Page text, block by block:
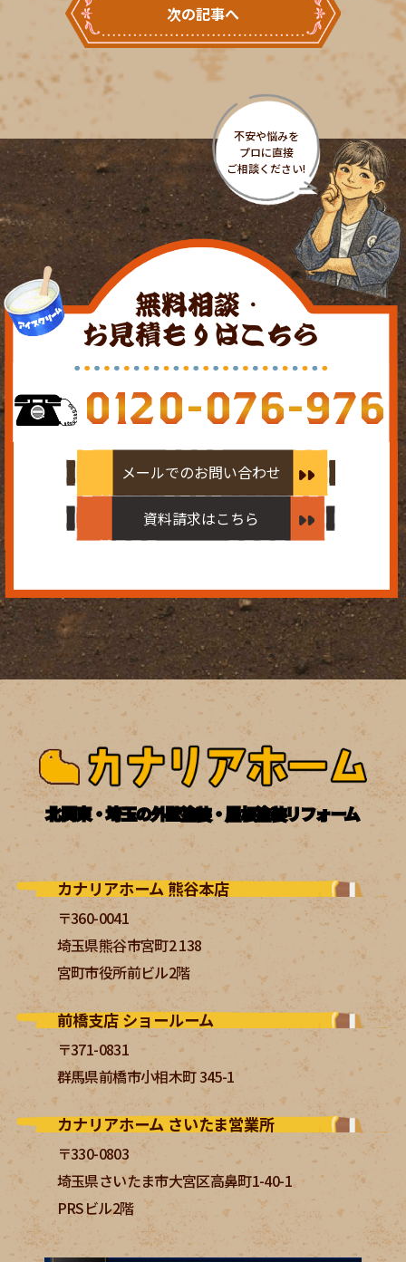
次の記事へ
無料相談・
お見積もりはこちら
0120-076-976
メールでのお問い合わせ
資料請求はこちら
北関東・埼玉の外壁塗装・屋根塗装リフォーム
カナリアホーム 熊谷本店
〒360-0041
埼玉県熊谷市宮町2 138
宮町市役所前ビル2階
前橋支店 ショールーム
〒371-0831
群馬県前橋市小相木町 345-1
カナリアホーム さいたま営業所
〒330-0803
埼玉県さいたま市大宮区高鼻町1-40-1
PRSビル2階